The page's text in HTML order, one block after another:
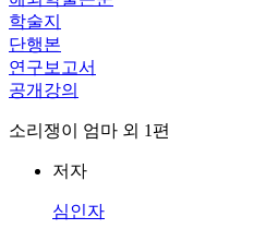
학술지
단행본
연구보고서
공개강의
소리쟁이 엄마 외 1편
저자
심인자